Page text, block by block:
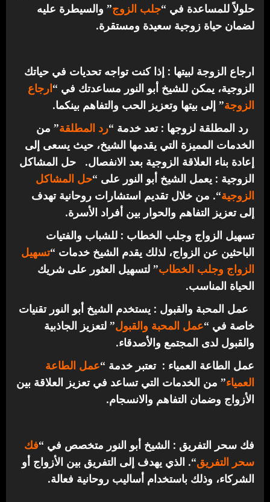
حلولاً للمساعدة في “جلب الزوج” والسيطرة عليه
لضمان حياة زوجية سعيدة ومستقرة.
ارجاع الزوجة لبيتها : إذا كنت تواجه تحديات في حياتك
الزوجية، يمكن للشيخ أبو النور مساعدتك في “ارجاع
الزوجة” إلى بيتها وتعزيز الحب والتفاهم بينكما.
رد المطلقة لزوجها : تعد خدمة “رد المطلقة” من
الخدمات المميزة التي يقدمها الشيخ، حيث يسعى إلى
إعادة بناء العلاقة الزوجية بعد الانفصال.
حل المشاكل
الزوجية : يعمل الشيخ أبو النور على “حل المشاكل
الزوجية“. من خلال تقديم استشارات روحانية تهدف
إلى تعزيز التفاهم والحوار بين أفراد الأسرة.
تسهيل الزواج وجلب الخطاب : للشباب والفتيات
الباحثين عن الزواج، لذلك يقدم الشيخ خدمات “تسهيل
الزواج وجلب الخطاب” لتسهيل العثور على شريك
الحياة المناسب.
عمل المحبة والقبول : يستخدم الشيخ أبو النور تقنيات
خاصة في “عمل المحبة والقبول” لتعزيز الجاذبية
والقبول لدى المجتمع والأصدقاء.
عمل الطاعة العمياء : تعتبر خدمة “عمل الطاعة
العمياء” من الخدمات التي تساعد في تعزيز العلاقة بين
الأزواج وضمان التفاهم والانسجام.
فك سحر التفريق : الشيخ أبو النور متخصص في “فك
سحر التفريق“. الذي يهدف إلى التفريق بين الأزواج أو
الشركاء، وذلك باستخدام أساليب روحانية فعالة.